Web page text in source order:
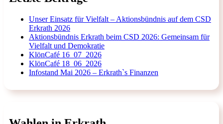
Unser Einsatz für Vielfalt – Aktionsbündnis auf dem CSD
Erkrath 2026
Aktionsbündnis Erkrath beim CSD 2026: Gemeinsam für
Vielfalt und Demokratie
KlönCafé 16_07_2026
KlönCafé 18_06_2026
Infostand Mai 2026 – Erkrath`s Finanzen